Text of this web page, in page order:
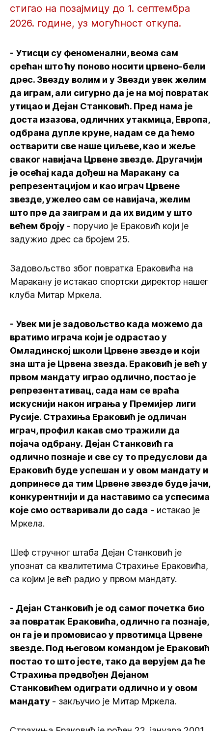
стигао на позајмицу до 1. септембра
2026. године, уз могућност откупа.
- Утисци су феноменални, веома сам
срећан што ћу поново носити црвено-бели
дрес. Звезду волим и у Звезди увек желим
да играм, али сигурно да је на мој повратак
утицао и Дејан Станковић. Пред нама је
доста изазова, одличних утакмица, Европа,
одбрана дупле круне, надам се да ћемо
остварити све наше циљеве, као и жеље
сваког навијача Црвене звезде. Другачији
је осећај када дођеш на Маракану са
репрезентацијом и као играч Црвене
звезде, ужелео сам се навијача, желим
што пре да заиграм и да их видим у што
већем броју - поручио је Ераковић који је
задужио дрес са бројем 25.
Задовољство због повратка Ераковића на
Маракану је истакао спортски директор нашег
клуба Митар Мркела.
- Увек ми је задовољство када можемо да
вратимо играча који је одрастао у
Омладинској школи Црвене звезде и који
зна шта је Црвена звезда. Ераковић је већ у
првом мандату играо одлично, постао је
репрезентативац, сада нам се враћа
искуснији након играња у Премијер лиги
Русије. Страхиња Ераковић је одличан
играч, профил какав смо тражили да
појача одбрану. Дејан Станковић га
одлично познаје и све су то предуслови да
Ераковић буде успешан и у овом мандату и
допринесе да тим Црвене звезде буде јачи,
конкурентнији и да наставимо са успесима
које смо остваривали до сада - истакао је
Мркела.
Шеф стручног штаба Дејан Станковић је
упознат са квалитетима Страхиње Ераковића,
са којим је већ радио у првом мандату.
- Дејан Станковић је од самог почетка био
за повратак Ераковића, одлично га познаје,
он га је и промовисао у првотимца Црвене
звезде. Под његовом командом је Ераковић
постао то што јесте, тако да верујем да ће
Страхиња предвођен Дејаном
Станковићем одиграти одлично и у овом
мандату - закључио је Митар Мркела.